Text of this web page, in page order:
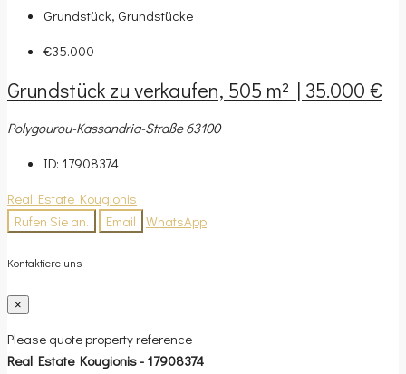
Grundstück, Grundstücke
€35.000
Grundstück zu verkaufen, 505 m² | 35.000 €
Polygourou-Kassandria-Straße 63100
ID: 17908374
Real Estate Kougionis
Rufen Sie an.
Email WhatsApp
Kontaktiere uns
×
Please quote property reference
Real Estate Kougionis - 17908374